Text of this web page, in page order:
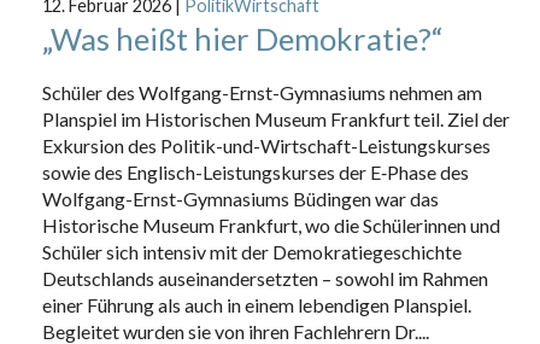
12. Februar 2026 PolitikWirtschaft
„Was heißt hier Demokratie?“
Schüler des Wolfgang-Ernst-Gymnasiums nehmen am
Planspiel im Historischen Museum Frankfurt teil. Ziel der
Exkursion des Politik-und-Wirtschaft-Leistungskurses
sowie des Englisch-Leistungskurses der E‑Phase des
Wolfgang-Ernst-Gymnasiums Büdingen war das
Historische Museum Frankfurt, wo die Schülerinnen und
Schüler sich intensiv mit der Demokratiegeschichte
Deutschlands auseinandersetzten – sowohl im Rahmen
einer Führung als auch in einem lebendigen Planspiel.
Begleitet wurden sie von ihren Fachlehrern Dr....